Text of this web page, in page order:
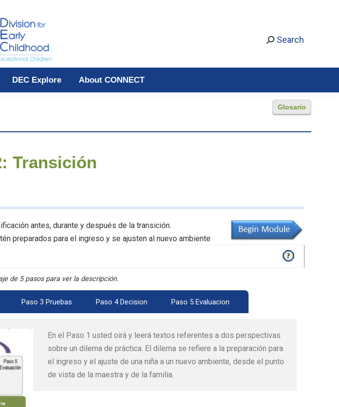
Search
DEC Explore About CONNECT
Glosario
Transición
antes, durante y después de la transición.
preparados para el ingreso y se ajusten al nuevo ambiente
de 5 pasos para ver la descripción.
Paso 3 Pruebas Paso 4 Decision Paso 5 Evaluacion
En el Paso 1 usted oirá y leerá textos referentes a dos perspectivas
sobre un dilema de práctica. El dilema se refiere a la preparación para
el ingreso y el ajuste de una niña a un nuevo ambiente, desde el punto
de vista de la maestra y de la familia.